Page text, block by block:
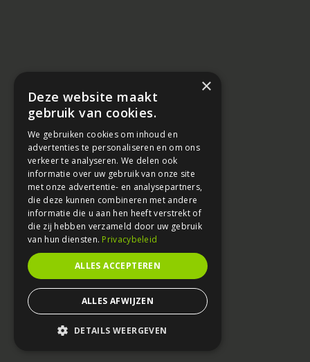
×
Deze website maakt
gebruik van cookies.
We gebruiken cookies om inhoud en
advertenties te personaliseren en om ons
verkeer te analyseren. We delen ook
informatie over uw gebruik van onze site
met onze advertentie- en analysepartners,
die deze kunnen combineren met andere
informatie die u aan hen heeft verstrekt of
die zij hebben verzameld door uw gebruik
van hun diensten. Privacybeleid
ALLES ACCEPTEREN
ALLES AFWIJZEN
DETAILS WEERGEVEN